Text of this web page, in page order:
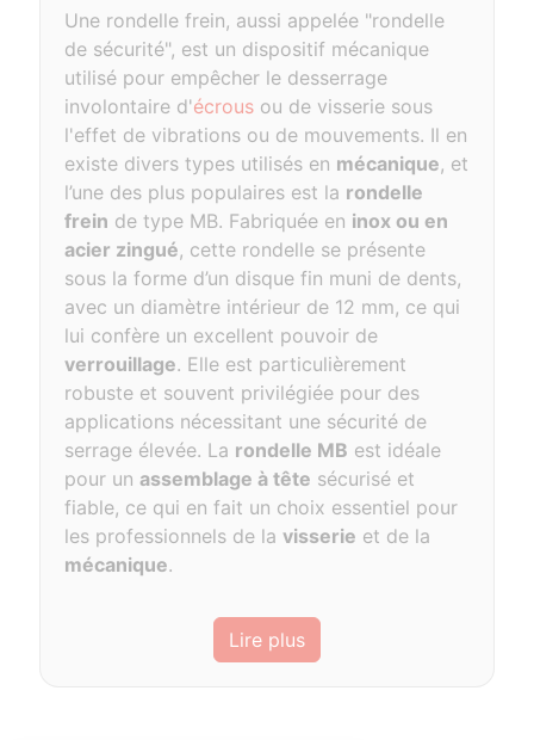
Une rondelle frein, aussi appelée "rondelle
de sécurité", est un dispositif mécanique
utilisé pour empêcher le desserrage
involontaire d'écrous ou de visserie sous
l'effet de vibrations ou de mouvements. Il en
existe divers types utilisés en mécanique, et
l’une des plus populaires est la rondelle
frein de type MB. Fabriquée en inox ou en
acier zingué, cette rondelle se présente
sous la forme d’un disque fin muni de dents,
avec un diamètre intérieur de 12 mm, ce qui
lui confère un excellent pouvoir de
verrouillage. Elle est particulièrement
robuste et souvent privilégiée pour des
applications nécessitant une sécurité de
serrage élevée. La rondelle MB est idéale
pour unassemblage à tête sécurisé et
fiable, ce qui en fait un choix essentiel pour
les professionnels de lavisserie et de la
mécanique.
Lire plus